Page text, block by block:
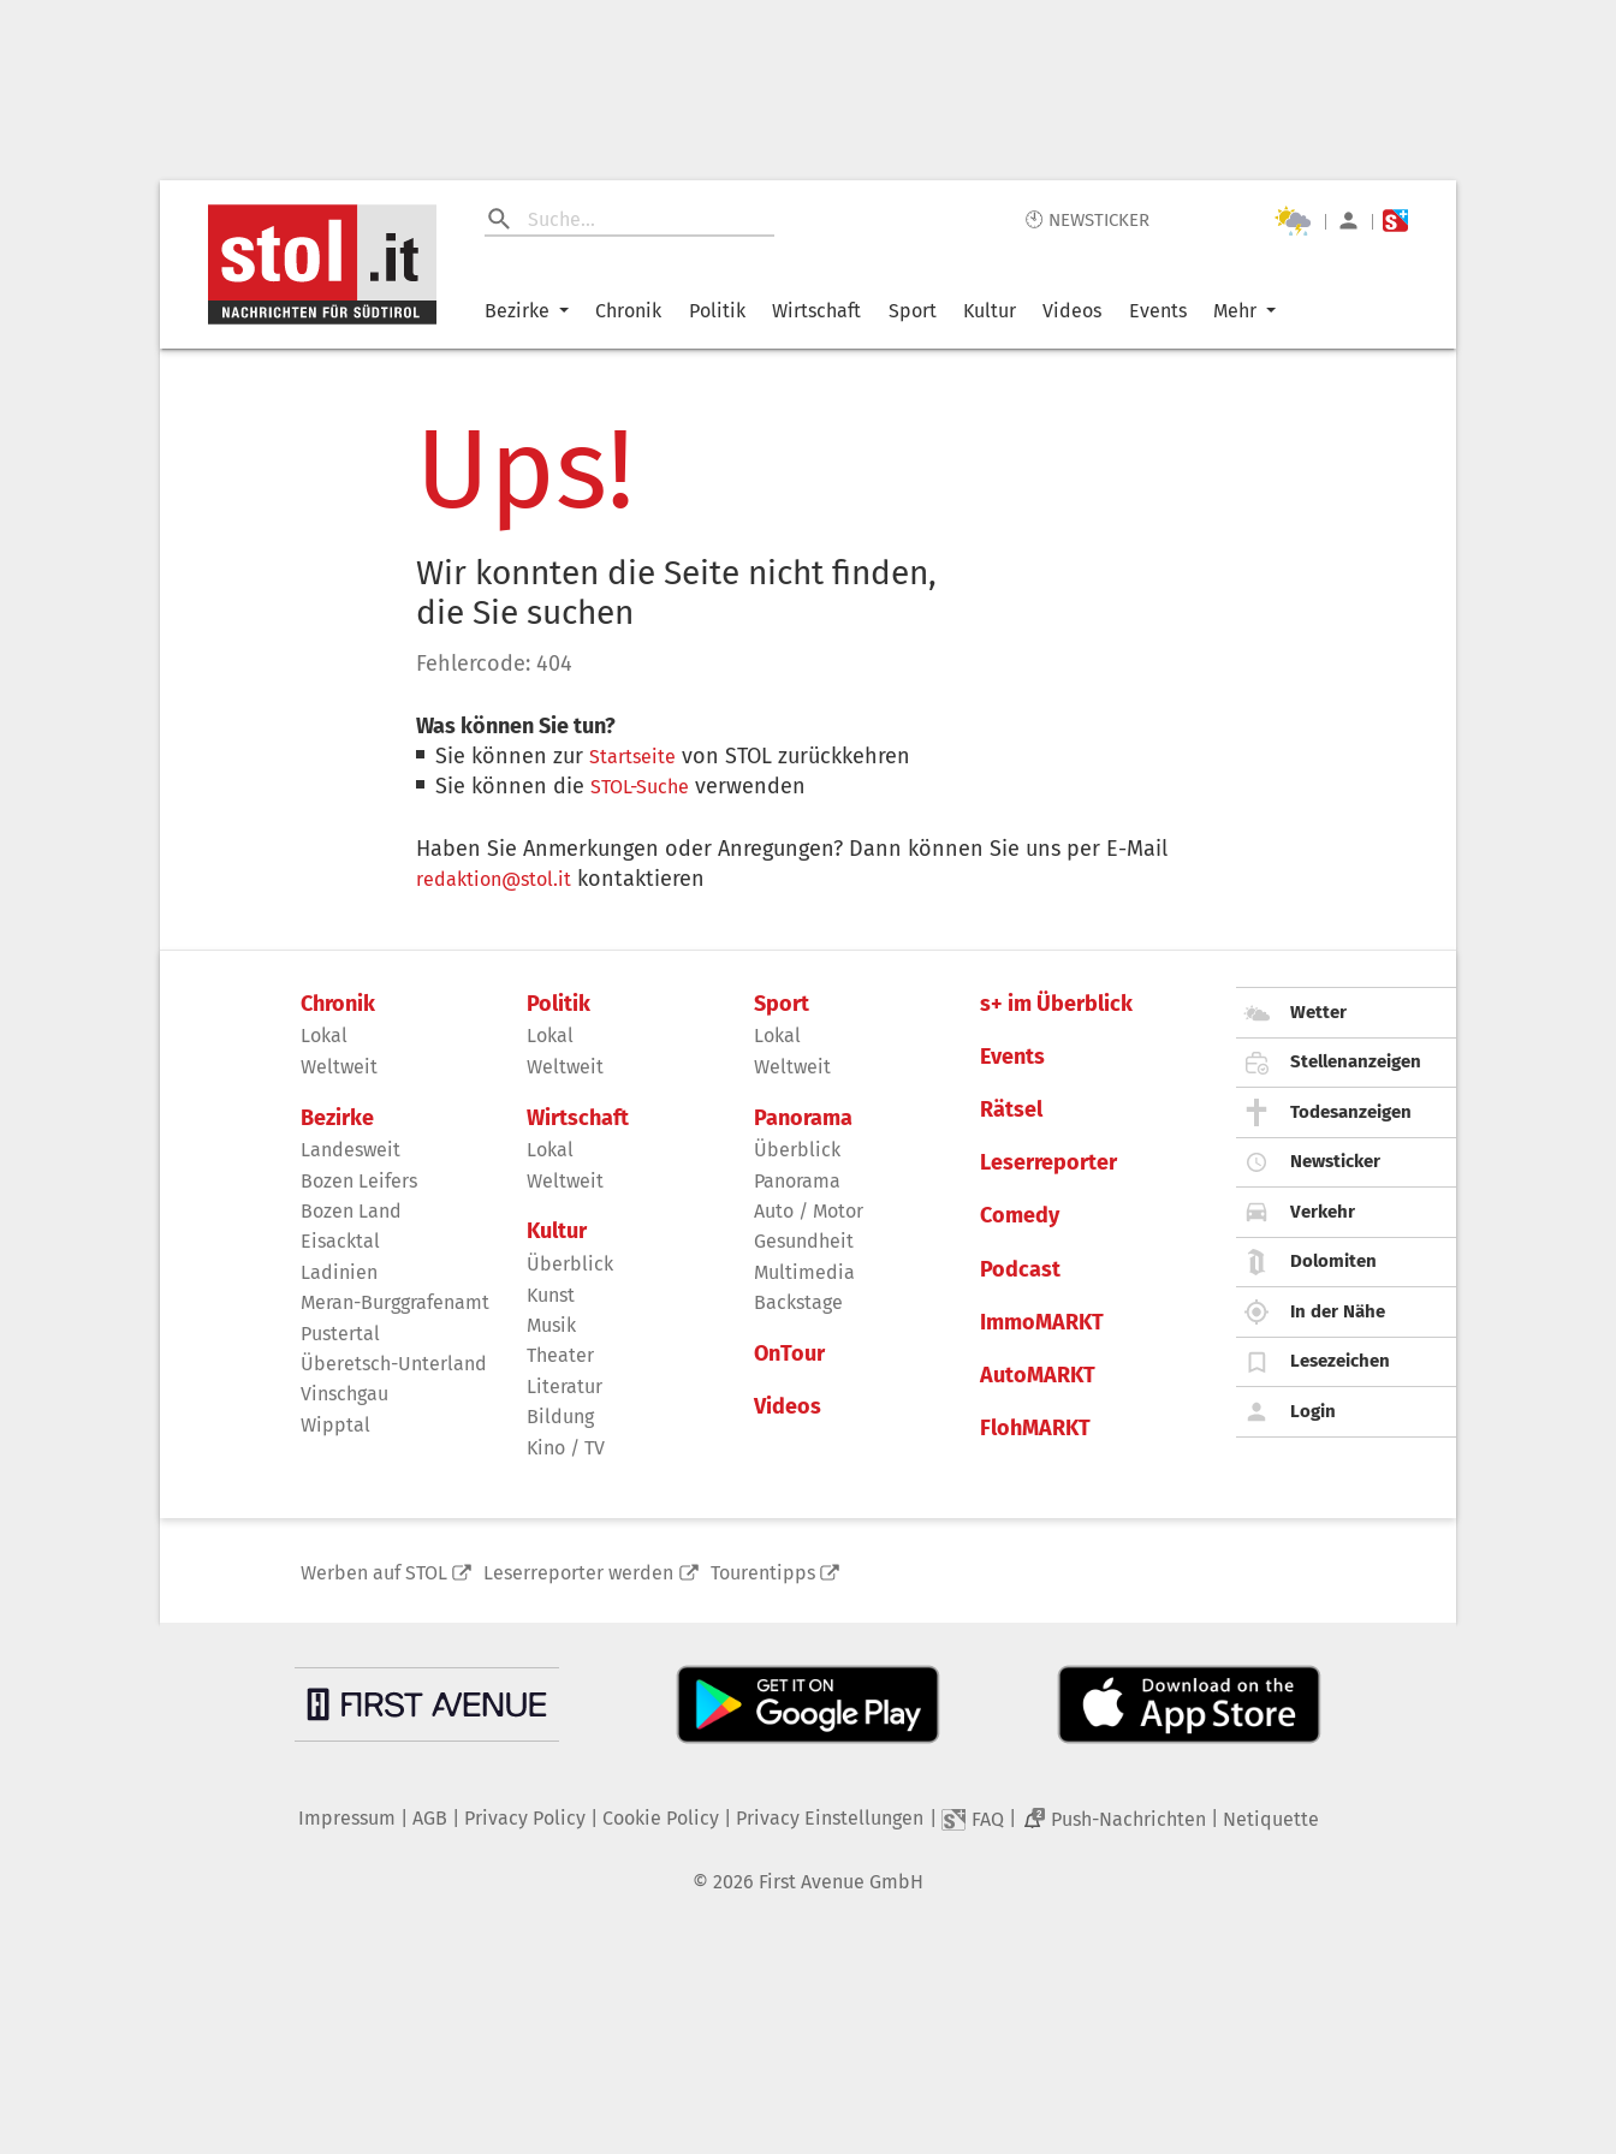
🕙 NEWSTICKER | |
Bezirke Chronik Politik Wirtschaft Sport Kultur Videos Events Mehr
Ups!
Wir konnten die Seite nicht finden,
die Sie suchen
Fehlercode: 404
Was können Sie tun?
Sie können zurStartseite von STOL zurückkehren
Sie können dieSTOL-Suche verwenden
Haben Sie Anmerkungen oder Anregungen? Dann können Sie uns per E-Mail
redaktion@stol.it kontaktieren
Chronik
Lokal
Weltweit
Bezirke
Landesweit
Bozen Leifers
Bozen Land
Eisacktal
Ladinien
Meran-Burggrafenamt
Pustertal
Überetsch-Unterland
Vinschgau
Wipptal
Politik
Lokal
Weltweit
Wirtschaft
Lokal
Weltweit
Kultur
Überblick
Kunst
Musik
Theater
Literatur
Bildung
Kino / TV
Sport
Lokal
Weltweit
Panorama
Überblick
Panorama
Auto / Motor
Gesundheit
Multimedia
Backstage
OnTour
Videos
s+ im Überblick
Events
Rätsel
Leserreporter
Comedy
Podcast
ImmoMARKT
AutoMARKT
FlohMARKT
Wetter
Stellenanzeigen
Todesanzeigen
Newsticker
Verkehr
Dolomiten
In der Nähe
Lesezeichen
Login
Werben auf STOL Leserreporter werden Tourentipps
Impressum AGB Privacy Policy| Cookie Policy| Privacy Einstellungen FAQ 2 Push-Nachrichten Netiquette
© 2026 First Avenue GmbH